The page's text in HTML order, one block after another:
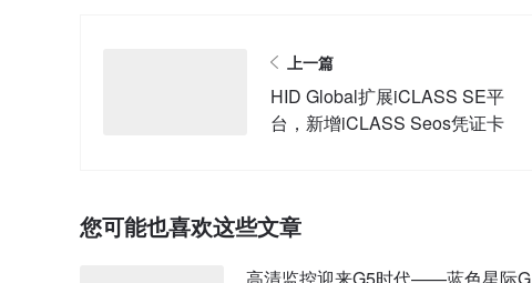
上一篇
HID Global扩展iCLASS SE平
台，新增iCLASS Seos凭证卡
您可能也喜欢这些文章